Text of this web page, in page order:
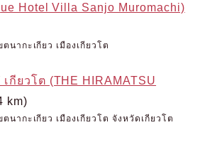
Hotel Villa Sanjo Muromachi)
นากะเกียว เมืองเกียวโต
กียวโต (THE HIRAMATSU
km)
นากะเกียว เมืองเกียวโต จังหวัดเกียวโต